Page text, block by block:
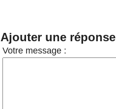
Ajouter une réponse
Votre message :